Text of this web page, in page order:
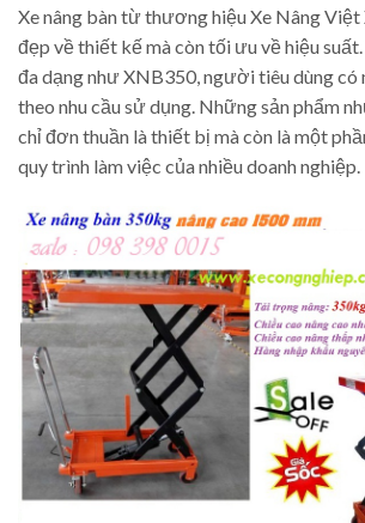
Xe nâng bàn từ thương hiệu Xe Nâng Việt
đẹp về thiết kế mà còn tối ưu về hiệu
đa dạng như XNB350, người tiêu dùng có
theo nhu cầu sử dụng. Những sản phẩm
chỉ đơn thuần là thiết bị mà còn là một
quy trình làm việc của nhiều doanh nghiệp.